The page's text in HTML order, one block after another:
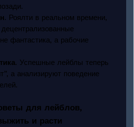
. Роялти в реальном времени,
фантастика, а рабочие
. Успешные лейблы теперь
а анализируют поведение
для лейблов,
и расти